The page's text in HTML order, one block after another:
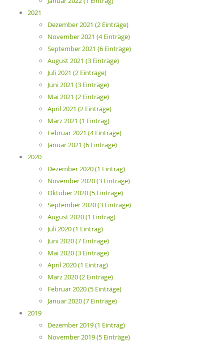
2021
Dezember 2021 (2 Einträge)
November 2021 (4 Einträge)
September 2021 (6 Einträge)
August 2021 (3 Einträge)
Juli 2021 (2 Einträge)
Juni 2021 (3 Einträge)
Mai 2021 (2 Einträge)
April 2021 (2 Einträge)
März 2021 (1 Eintrag)
Februar 2021 (4 Einträge)
Januar 2021 (6 Einträge)
2020
Dezember 2020 (1 Eintrag)
November 2020 (3 Einträge)
Oktober 2020 (5 Einträge)
September 2020 (3 Einträge)
August 2020 (1 Eintrag)
Juli 2020 (1 Eintrag)
Juni 2020 (7 Einträge)
Mai 2020 (3 Einträge)
April 2020 (1 Eintrag)
März 2020 (2 Einträge)
Februar 2020 (5 Einträge)
Januar 2020 (7 Einträge)
2019
Dezember 2019 (1 Eintrag)
November 2019 (5 Einträge)